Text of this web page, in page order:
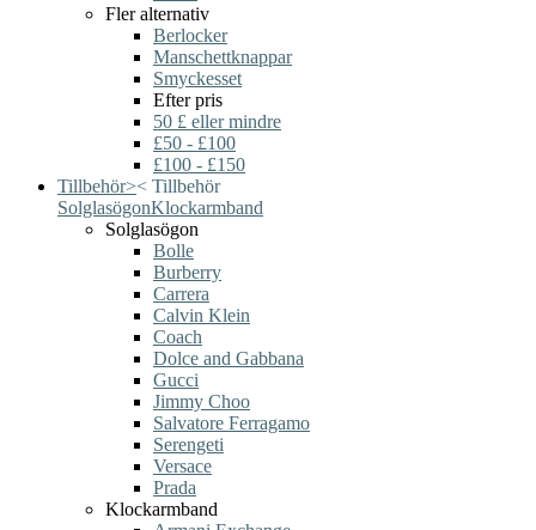
Fler alternativ
Berlocker
Manschettknappar
Smyckesset
Efter pris
50 £ eller mindre
£50 - £100
£100 - £150
Tillbehör>< Tillbehör
SolglasögonKlockarmband
Solglasögon
Bolle
Burberry
Carrera
Calvin Klein
Coach
Dolce and Gabbana
Gucci
Jimmy Choo
Salvatore Ferragamo
Serengeti
Versace
Prada
Klockarmband